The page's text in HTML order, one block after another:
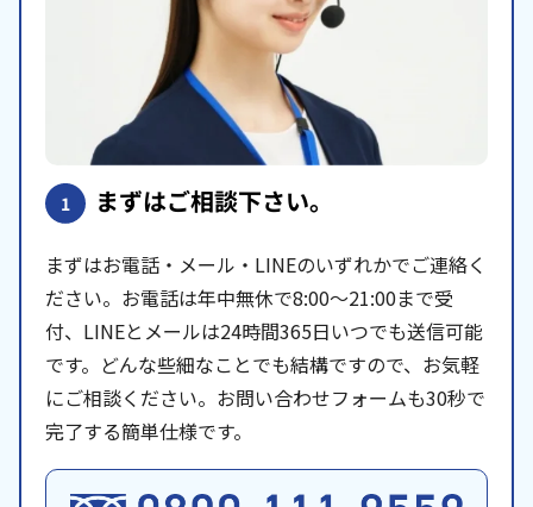
1 まずはご相談下さい。
まずはお電話・メール・LINEのいずれかでご連絡く
ださい。お電話は年中無休で8:00〜21:00まで受
付、LINEとメールは24時間365日いつでも送信可能
です。どんな些細なことでも結構ですので、お気軽
にご相談ください。お問い合わせフォームも30秒で
完了する簡単仕様です。